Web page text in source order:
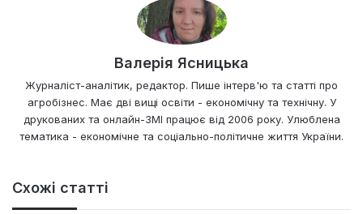
Валерія Ясницька
Журналіст-аналітик, редактор. Пише інтерв'ю та статті про
агробізнес. Має дві вищі освіти - економічну та технічну. У
друкованих та онлайн-ЗМІ працює від 2006 року. Улюблена
тематика - економічне та соціально-політичне життя України.
Схожі статті